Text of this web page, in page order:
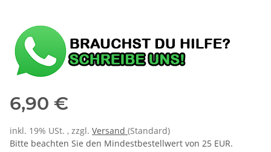
6,90 €
inkl. 19% USt. , zzgl. Versand (Standard)
Bitte beachten Sie den Mindestbestellwert von 25 EUR.